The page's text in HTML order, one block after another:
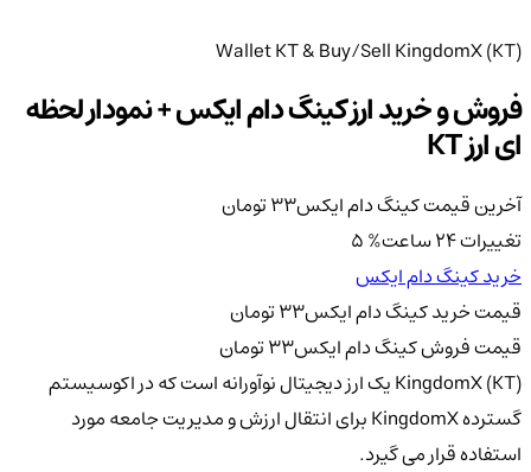
Wallet KT & Buy/Sell KingdomX (KT)
فروش و خرید ارز کینگ دام ایکس + نمودار لحظه
ای ارز KT
آخرین قیمت کینگ دام ایکس33تومان
تغییرات 24 ساعت
5%
خرید کینگ دام ایکس
قیمت خرید کینگ دام ایکس33تومان
قیمت فروش کینگ دام ایکس33تومان
KingdomX (KT) یک ارز دیجیتال نوآورانه است که در اکوسیستم
گسترده KingdomX برای انتقال ارزش و مدیریت جامعه مورد
استفاده قرار می گیرد.